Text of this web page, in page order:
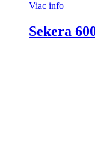
Viac info
Sekera